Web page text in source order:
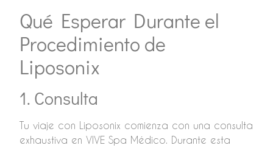
Qué Esperar Durante el
Procedimiento de
Liposonix
1. Consulta
Tu viaje con Liposonix comienza con una consulta
exhaustiva en VIVE Spa Médico. Durante esta